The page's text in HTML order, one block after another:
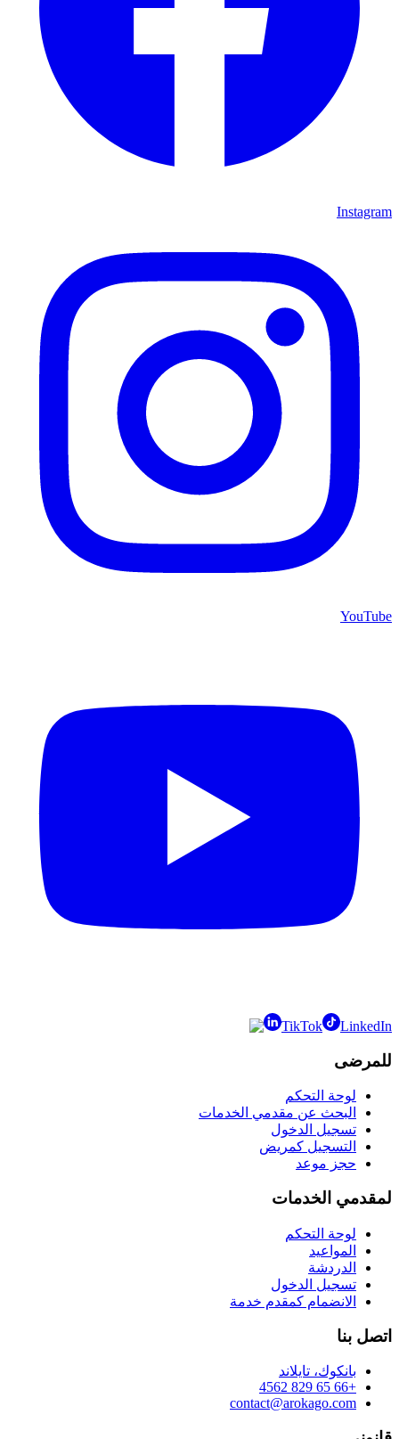
Instagram
YouTube
TikTok LinkedIn
للمرضى
لوحة التحكم
البحث عن مقدمي الخدمات
تسجيل الدخول
التسجيل كمريض
حجز موعد
لمقدمي الخدمات
لوحة التحكم
المواعيد
الدردشة
تسجيل الدخول
الانضمام كمقدم خدمة
اتصل بنا
بانكوك، تايلاند
+66 65 829 4562
contact@arokago.com